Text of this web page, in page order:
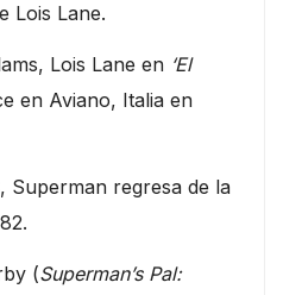
Lois Lane.
Lois Lane en ‘El
en Aviano, Italia en
Superman regresa de la
(Superman’s Pal: